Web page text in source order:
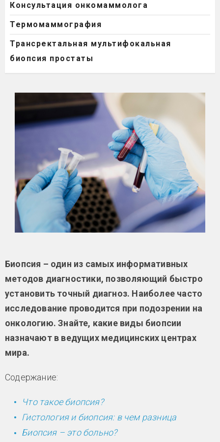
Консультация онкомаммолога
Термомаммография
Трансректальная мультифокальная
биопсия простаты
Биопсия – один из самых информативных
методов диагностики, позволяющий быстро
установить точный диагноз. Наиболее часто
исследование проводится при подозрении на
онкологию. Знайте, какие виды биопсии
назначают в ведущих медицинских центрах
мира.
Содержание:
Что такое биопсия?
Гистология и биопсия: в чем разница
Биопсия – это больно?